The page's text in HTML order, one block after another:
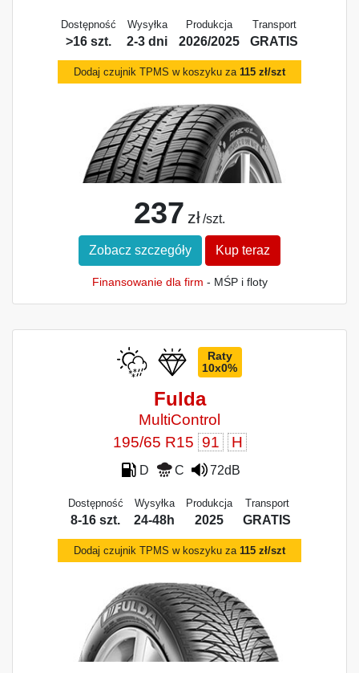
Dostępność
>16 szt.
Wysyłka
2-3 dni
Produkcja
2026/2025
Transport
GRATIS
Dodaj czujnik TPMS w koszyku za 115 zł/szt
237 zł /szt.
Zobacz szczegóły Kup teraz
Finansowanie dla firm - MŚP i floty
Raty
10x0%
Fulda
MultiControl
195/65 R15 91 H
D C 72dB
Dostępność
8-16 szt.
Wysyłka
24-48h
Produkcja
2025
Transport
GRATIS
Dodaj czujnik TPMS w koszyku za 115 zł/szt